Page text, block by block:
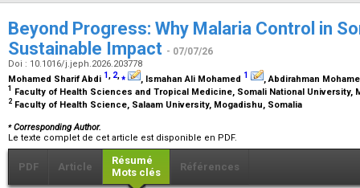
Beyond Progress: Why Malaria Control in
Sustainable Impact - 07/07/26
Doi : 10.1016/j.jeph.2026.203778
Mohamed Sharif Abdi 1, 2,⁎ , Ismahan Ali Mohamed 1 , Abdirahman
1 Faculty of Health Sciences and Tropical Medicine, Somali National University,
2 Faculty of Health Science, Salaam University, Mogadishu, Somalia
⁎Corresponding Author.
Le texte complet de cet article est disponible en PDF.
PDF Article
Résumé
Mots clés
Références